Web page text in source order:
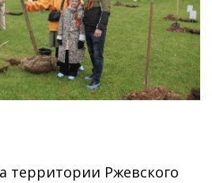
территории Ржевского